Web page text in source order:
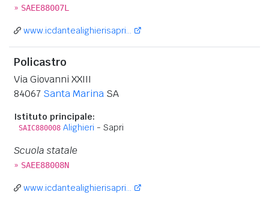
» SAEE88007L
www.icdantealighierisapri...
Policastro
Via Giovanni XXIII
84067 Santa Marina SA
Istituto principale:
SAIC880008 Alighieri - Sapri
Scuola statale
» SAEE88008N
www.icdantealighierisapri...